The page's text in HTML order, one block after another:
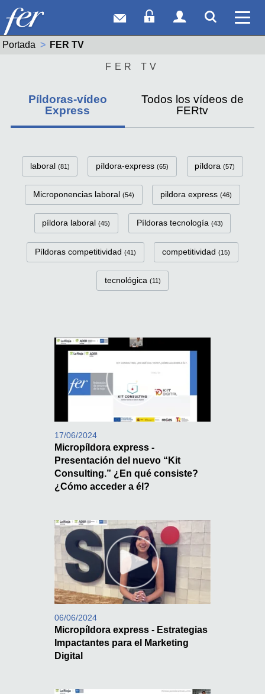
Correo webAcceso Socios
Acceso
Portada Actual:
FER TV
FER TV
Píldoras-vídeo
Express
Todos los vídeos de
FERtv
FerTv Píldoras-vídeo Express
laboral (81) píldora-express (65) píldora (57)
Microponencias laboral (54) pildora express (46)
píldora laboral (45) Píldoras tecnología (43)
Píldoras competitividad (41) competitividad (15)
tecnológica (11)
17/06/2024
Micropíldora express -
Presentación del nuevo “Kit
Consulting.” ¿En qué consiste?
¿Cómo acceder a él?
06/06/2024
Micropíldora express - Estrategias
Impactantes para el Marketing
Digital